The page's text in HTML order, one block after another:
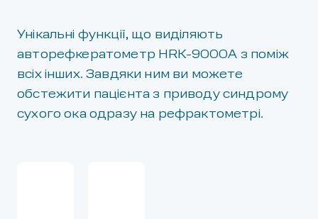
Унікальні функції, що виділяють
авторефкератометр HRK-9000A з поміж
всіх інших. Завдяки ним ви можете
обстежити пацієнта з приводу синдрому
сухого ока одразу на рефрактометрі.